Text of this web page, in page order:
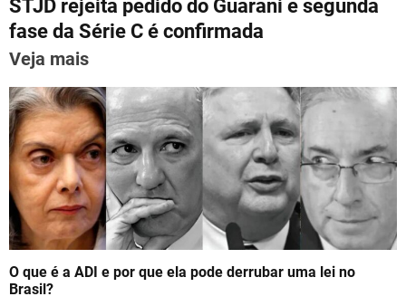
p
o
t
n
a
v
i
g
a
t
i
STJD rejeita pedido do Guarani e segunda
fase da Série C é confirmada
Veja mais
O que é a ADI e por que ela pode derrubar uma lei no
Brasil?